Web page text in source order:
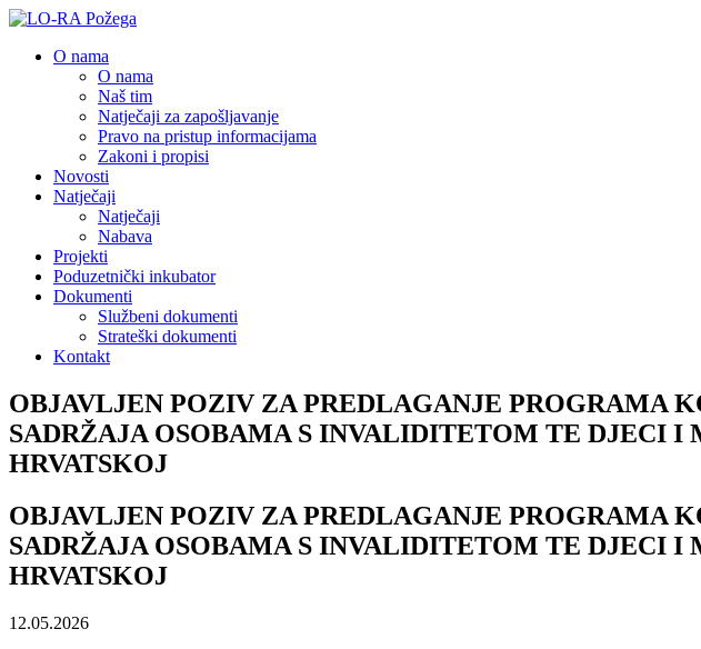
O nama
O nama
Naš tim
Natječaji za zapošljavanje
Pravo na pristup informacijama
Zakoni i propisi
Novosti
Natječaji
Natječaji
Nabava
Projekti
Poduzetnički inkubator
Dokumenti
Službeni dokumenti
Strateški dokumenti
Kontakt
OBJAVLJEN POZIV ZA PREDLAGANJE PROGRAMA
SADRŽAJA OSOBAMA S INVALIDITETOM TE DJECI
HRVATSKOJ
OBJAVLJEN POZIV ZA PREDLAGANJE PROGRAMA
SADRŽAJA OSOBAMA S INVALIDITETOM TE DJECI
HRVATSKOJ
12.05.2026